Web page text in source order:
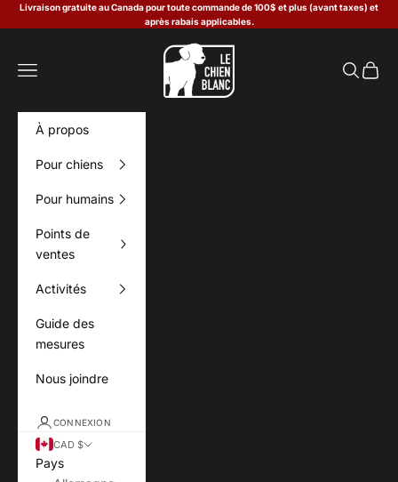
Passer au contenu
Livraison gratuite au Canada pour toute commande de 100$ et plus (avant taxes) et
après rabais applicables.
Le Chien Blanc
Menu Panier
À propos
Pour chiens
Pour humains
Points de
ventes
Activités
Guide des
mesures
Nous joindre
CONNEXION
CAD $
Pays